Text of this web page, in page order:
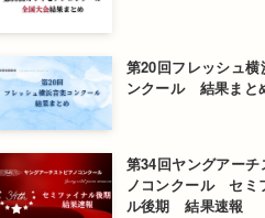
第20回フレッシュ横
ンクール 結果まと
第34回ヤングアーチ
ノコンクール セミ
ル後期 結果速報